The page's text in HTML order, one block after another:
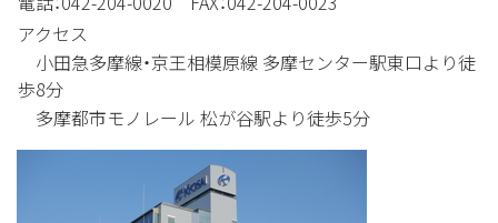
アクセス
小田急多摩線・京王相模原線 多摩センター駅東口より徒
歩8分
多摩都市モノレール 松が谷駅より徒歩5分